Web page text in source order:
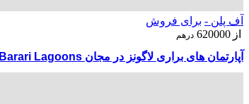
آف پلن - برای فروش
از 620000 درهم
آپارتمان های براری لاگونز در مجان Barari Lagoons